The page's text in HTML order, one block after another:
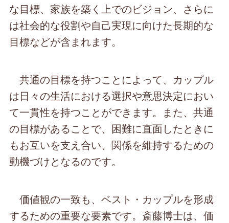
な目標、家族を築く上でのビジョン、さらに
は社会的な役割や自己実現に向けた長期的な
目標などが含まれます。
共通の目標を持つことによって、カップル
は日々の生活における選択や意思決定におい
て一貫性を持つことができます。また、共通
の目標があることで、困難に直面したときに
もお互いを支え合い、関係を維持するための
動機づけとなるのです。
価値観の一致も、ベスト・カップルを形成
するための重要な要素です。斎藤博士は、価